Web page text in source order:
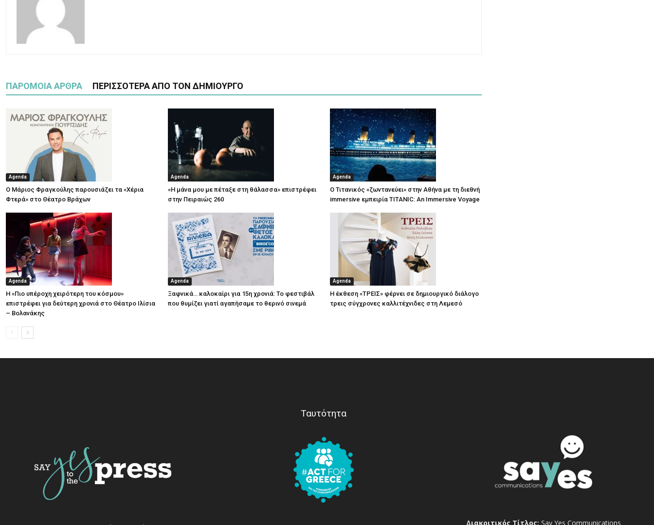
ΠΑΡΟΜΟΙΑ ΑΡΘΡΑ ΠΕΡΙΣΣΟΤΕΡΑ ΑΠΟ ΤΟΝ ΔΗΜΙΟΥΡΓΟ
Agenda
Ο Μάριος Φραγκούλης παρουσιάζει τα «Χέρια
Φτερά» στο Θέατρο Βράχων
Agenda
«Η μάνα μου με πέταξε στη θάλασσα» επιστρέφει
στην Πειραιώς 260
Agenda
Ο Τιτανικός «ζωντανεύει» στην Αθήνα με τη διεθνή
immersive εμπειρία TITANIC: An Immersive Voyage
Agenda
Η «Πιο υπέροχη χειρότερη του κόσμου»
επιστρέφει για δεύτερη χρονιά στο Θέατρο Ιλίσια
– Βολανάκης
Agenda
Ξαφνικά… καλοκαίρι για 15η χρονιά: Το φεστιβάλ
που θυμίζει γιατί αγαπήσαμε το θερινό σινεμά
Agenda
Η έκθεση «ΤΡΕΙΣ» φέρνει σε δημιουργικό διάλογο
τρεις σύγχρονες καλλιτέχνιδες στη Λεμεσό
Ταυτότητα
Διακριτικός Τίτλος: Say Yes Communications